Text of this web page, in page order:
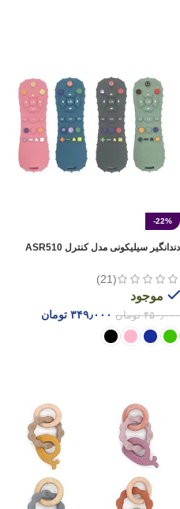
-22%
دندانگیر سیلیکونی مدل کنترل ASR510
(21)
موجود
۴۵۰٫۰۰۰ تومان ۳۴۹٫۰۰۰ تومان